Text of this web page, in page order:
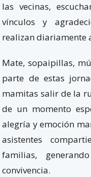
las vecinas,
vínculos y
realizan diariamente
Mate, sopaipillas,
parte de estas
mamitas salir de la
de un momento
alegría y emoción
asistentes
familias,
convivencia.